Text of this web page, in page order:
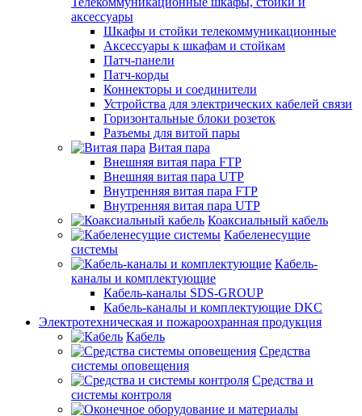
аксессуары
Шкафы и стойки телекоммуникационные
Аксессуары к шкафам и стойкам
Патч-панели
Патч-корды
Коннекторы и соединители
Устройства для электрических кабелей связи
Горизонтальные блоки розеток
Разъемы для витой пары
Витая пара
Внешняя витая пара FTP
Внешняя витая пара UTP
Внутренняя витая пара FTP
Внутренняя витая пара UTP
Коаксиальный кабель
Кабеленесущие
системы
Кабель-
каналы и комплектующие
Кабель-каналы SDS-GROUP
Кабель-каналы и комплектующие DKC
Электротехническая и пожароохранная продукция
Кабель
Средства
системы оповещения
Средства и
системы контроля